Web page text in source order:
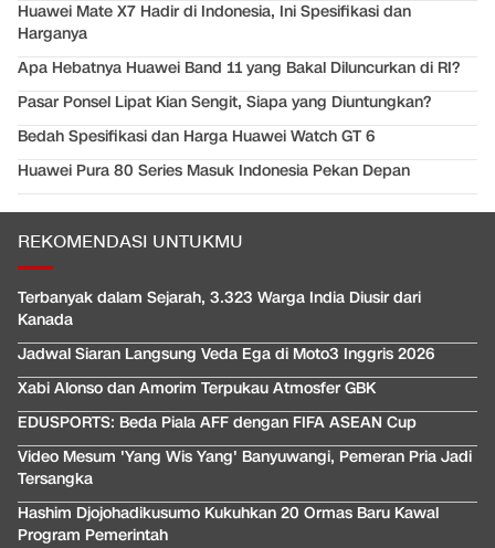
Huawei Mate X7 Hadir di Indonesia, Ini Spesifikasi dan
Harganya
Apa Hebatnya Huawei Band 11 yang Bakal Diluncurkan di RI?
Pasar Ponsel Lipat Kian Sengit, Siapa yang Diuntungkan?
Bedah Spesifikasi dan Harga Huawei Watch GT 6
Huawei Pura 80 Series Masuk Indonesia Pekan Depan
REKOMENDASI UNTUKMU
Terbanyak dalam Sejarah, 3.323 Warga India Diusir dari
Kanada
Jadwal Siaran Langsung Veda Ega di Moto3 Inggris 2026
Xabi Alonso dan Amorim Terpukau Atmosfer GBK
EDUSPORTS: Beda Piala AFF dengan FIFA ASEAN Cup
Video Mesum 'Yang Wis Yang' Banyuwangi, Pemeran Pria Jadi
Tersangka
Hashim Djojohadikusumo Kukuhkan 20 Ormas Baru Kawal
Program Pemerintah